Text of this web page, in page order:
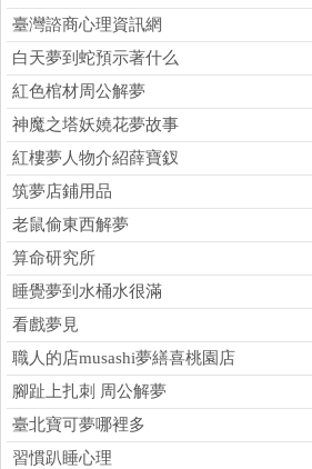
臺灣諮商心理資訊網
白天夢到蛇預示著什么
紅色棺材周公解夢
神魔之塔妖嬈花夢故事
紅樓夢人物介紹薛寶釵
筑夢店鋪用品
老鼠偷東西解夢
算命研究所
睡覺夢到水桶水很滿
看戲夢見
職人的店musashi夢繕喜桃園店
腳趾上扎刺 周公解夢
臺北寶可夢哪裡多
習慣趴睡心理